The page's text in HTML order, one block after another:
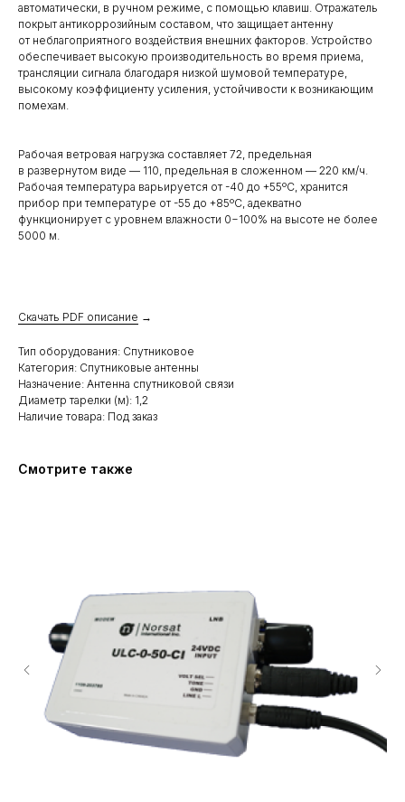
автоматически, в ручном режиме, с помощью клавиш. Отражатель
покрыт антикоррозийным составом, что защищает антенну
от неблагоприятного воздействия внешних факторов. Устройство
обеспечивает высокую производительность во время приема,
трансляции сигнала благодаря низкой шумовой температуре,
высокому коэффициенту усиления, устойчивости к возникающим
помехам.
Рабочая ветровая нагрузка составляет 72, предельная
в развернутом виде — 110, предельная в сложенном — 220 км/ч.
Рабочая температура варьируется от -40 до +55ºC, хранится
прибор при температуре от -55 до +85ºC, адекватно
функционирует с уровнем влажности 0−100% на высоте не более
5000 м.
Скачать PDF описание →
Тип оборудования: Спутниковое
Категория: Спутниковые антенны
Назначение: Антенна спутниковой связи
Диаметр тарелки (м): 1,2
Наличие товара: Под заказ
Смотрите также